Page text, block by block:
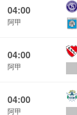
04:00
阿甲
04:00
阿甲
04:00
阿甲